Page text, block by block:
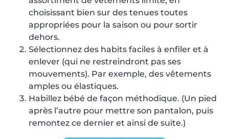
choisissant bien sur des tenues toutes
appropriées pour la saison ou pour sortir
dehors.
Sélectionnez des habits faciles à enfiler et à
enlever (qui ne restreindront pas ses
mouvements). Par exemple, des vêtements
amples ou élastiques.
Habillez bébé de façon méthodique. (Un pied
après l’autre pour mettre son pantalon, puis
remontez ce dernier et ainsi de suite.)